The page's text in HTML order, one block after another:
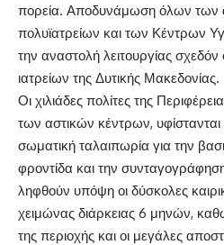
πορεία. Αποδυνάμωση όλων των
πολυϊατρείων και των Κέντρων
την αναστολή λειτουργίας
ιατρείων της Δυτικής Μακεδονίας.
Οι χιλιάδες πολίτες της
των αστικών κέντρων, υφίστανται
σωματική ταλαιπωρία για την
φροντίδα και την
ληφθούν υπόψη οι δύσκολες
χειμώνας διάρκειας 6 μηνών,
της περιοχής και οι μεγάλες